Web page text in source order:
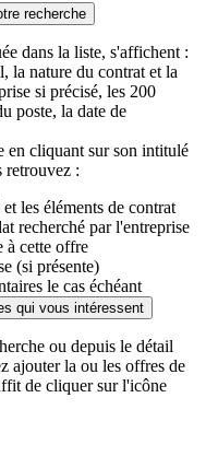
recherche
dans la liste, s'affichent :
la nature du contrat et la
si précisé, les 200
poste, la date de
en cliquant sur son intitulé
retrouvez :
les éléments de contrat
recherché par l'entreprise
à cette offre
(si présente)
le cas échéant
qui vous intéressent
ou depuis le détail
ajouter la ou les offres de
de cliquer sur l'icône